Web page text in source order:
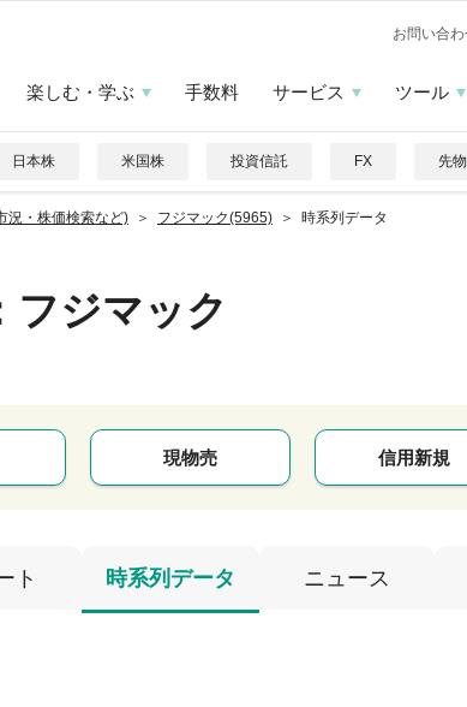
お問い合わ
楽しむ・学ぶ 手数料 サービス ツール
日本株 米国株 投資信託 FX 先
況・株価検索など) フジマック(5965) 時系列データ
フジマック
現物売 信用新規
ト 時系列データ ニュース